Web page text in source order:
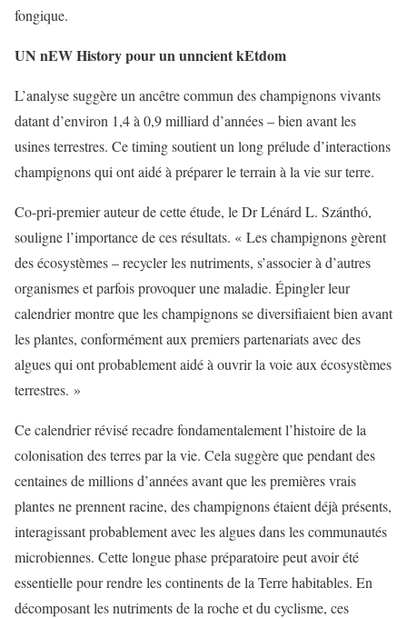
fongique.
UN nEWHistory pour ununncientkEtdom
L’analyse suggère un ancêtre commun des champignons vivants
datant d’environ 1,4 à 0,9 milliard d’années – bien avant les
usines terrestres. Ce timing soutient un long prélude d’interactions
champignons qui ont aidé à préparer le terrain à la vie sur terre.
Co-pri-premier auteur de cette étude, le Dr Lénárd L. Szánthó,
souligne l’importance de ces résultats. « Les champignons gèrent
des écosystèmes – recycler les nutriments, s’associer à d’autres
organismes et parfois provoquer une maladie. Épingler leur
calendrier montre que les champignons se diversifiaient bien avant
les plantes, conformément aux premiers partenariats avec des
algues qui ont probablement aidé à ouvrir la voie aux écosystèmes
terrestres. »
Ce calendrier révisé recadre fondamentalement l’histoire de la
colonisation des terres par la vie. Cela suggère que pendant des
centaines de millions d’années avant que les premières vrais
plantes ne prennent racine, des champignons étaient déjà présents,
interagissant probablement avec les algues dans les communautés
microbiennes. Cette longue phase préparatoire peut avoir été
essentielle pour rendre les continents de la Terre habitables. En
décomposant les nutriments de la roche et du cyclisme, ces